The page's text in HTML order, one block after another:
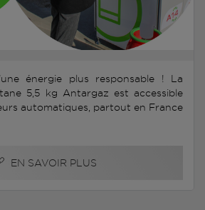
énergie plus responsable ! La
5,5 kg Antargaz est accessible
automatiques, partout en France
EN SAVOIR PLUS